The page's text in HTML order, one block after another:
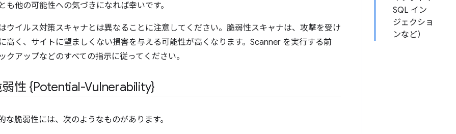
SQL イン
ジェクショ
ンなど）
も他の可能性への気づきになれば幸いです。
ウイルス対策スキャナ とは異なることに注意してください。脆弱性スキャナは、攻撃を受け
高く、サイトに望ましくない損害を与える可能性が高くなります。Scanner を実行する前
クアップなどのすべての指示に従ってください。
性 {Potential-Vulnerability}
な脆弱性には、次のようなものがあります。